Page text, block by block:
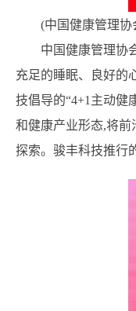
(中国健康管理
中国健康管理协
充足的睡眠、良好的
技倡导的“4+1主动健
和健康产业形态,将
探索。骏丰科技推行